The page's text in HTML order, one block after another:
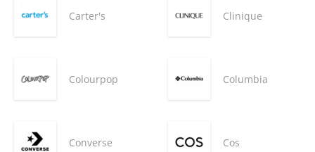
Carter's Clinique
Colourpop Columbia
Converse Cos